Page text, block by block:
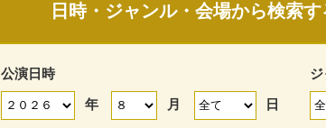
日時・ジャンル・会場から検索す
公演日時
年
月 日